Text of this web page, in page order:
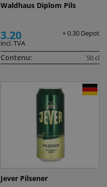
Waldhaus Diplom Pils
3.20
+ 0.30 Depot
incl. TVA
Contenu: 50 cl
Jever Pilsener